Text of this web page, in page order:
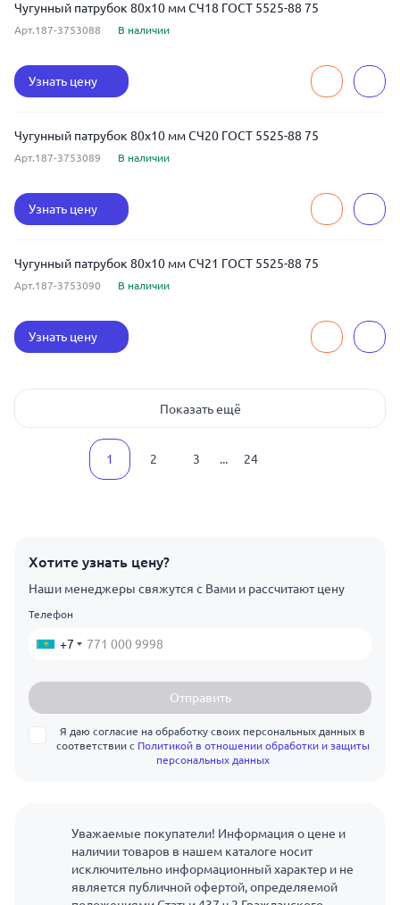
Чугунный патрубок 80x10 мм СЧ18 ГОСТ 5525-88 75
Арт.187-3753088 В наличии
Узнать цену
Чугунный патрубок 80x10 мм СЧ20 ГОСТ 5525-88 75
Арт.187-3753089 В наличии
Узнать цену
Чугунный патрубок 80x10 мм СЧ21 ГОСТ 5525-88 75
Арт.187-3753090 В наличии
Узнать цену
Показать ещё
1 2 3 ... 24
Хотите узнать цену?
Наши менеджеры свяжутся с Вами и рассчитают цену
Телефон
+7
Отправить
Я даю согласие на обработку своих персональных данных в
соответствии с Политикой в отношении обработки и защиты
персональных данных
Уважаемые покупатели! Информация о цене и
наличии товаров в нашем каталоге носит
исключительно информационный характер и не
является публичной офертой, определяемой